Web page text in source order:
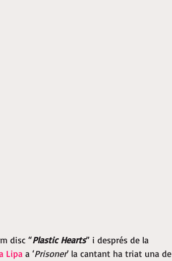
disc “Plastic Hearts” i després de la
Lipa a ‘Prisoner’ la cantant ha triat una de